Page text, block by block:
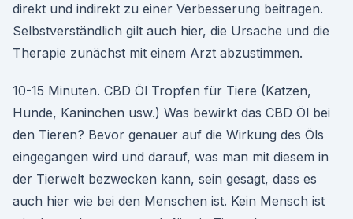
direkt und indirekt zu einer Verbesserung beitragen.
Selbstverständlich gilt auch hier, die Ursache und die
Therapie zunächst mit einem Arzt abzustimmen.
10-15 Minuten. CBD Öl Tropfen für Tiere (Katzen,
Hunde, Kaninchen usw.) Was bewirkt das CBD Öl bei
den Tieren? Bevor genauer auf die Wirkung des Öls
eingegangen wird und darauf, was man mit diesem in
der Tierwelt bezwecken kann, sein gesagt, dass es
auch hier wie bei den Menschen ist. Kein Mensch ist